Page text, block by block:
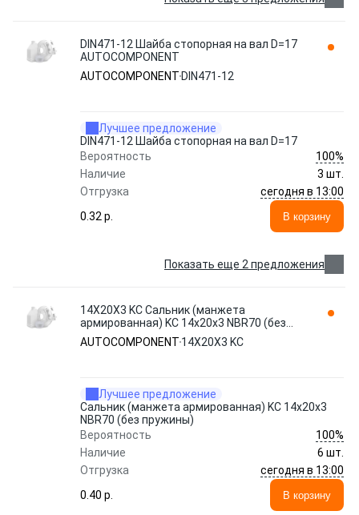
DIN471-12 Шайба стопорная на вал D=17
AUTOCOMPONENT
AUTOCOMPONENT DIN471-12
Лучшее предложение
DIN471-12 Шайба стопорная на вал D=17
Вероятность
100%
Наличие
3 шт.
Отгрузка
сегодня в 13:00
0.32 p.
В корзину
Показать еще 2 предложения
14Х20Х3 KC Сальник (манжета
армированная) KC 14х20х3 NBR70 (без
пружины) AUTOCOMPONENT
AUTOCOMPONENT 14Х20Х3 KC
Лучшее предложение
Сальник (манжета армированная) KC 14х20х3
NBR70 (без пружины)
Вероятность
100%
Наличие
6 шт.
Отгрузка
сегодня в 13:00
0.40 p.
В корзину